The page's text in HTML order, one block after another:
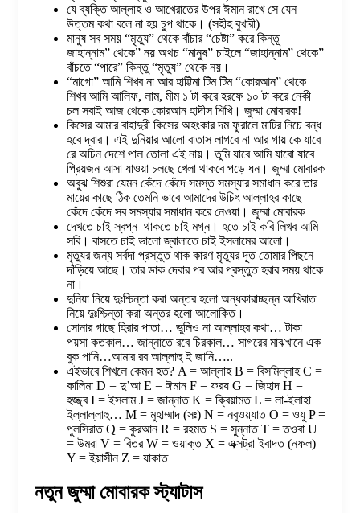
যে ব্যক্তি আল্লাহ ও আখেরাতের উপর ঈমান রাখে সে যেন
উত্তম কথা বলে না হয় চুপ থাকে। (সহীহ বুখারী)
মানুষ সব সময় “মৃত্যু” থেকে বাঁচার “চেষ্টা” করে কিন্তূ
জাহান্নাম” থেকে” নয় অথচ “মানুষ” চাইলে “জাহান্নাম” থেকে”
বাঁচতে “পারে” কিন্তু “মৃত্যু” থেকে নয়।
“মাগো” আমি শিখব না আর হাট্টিমা টিম টিম “কোরআন” থেকে
শিখব আমি আলিফ, লাম, মীম ১ টা করে হরফে ১০ টা করে নেকী
চল সবাই আজ থেকে কোরআন হাদীস শিখি। জুম্মা মোবারক!
কিসের আমার বাহাদুরী কিসের অহংকার দম ফুরালে মাটির নিচে বন্ধ
হবে দ্বার। এই দুনিয়ার আলো বাতাস লাগবে না আর গায় কে যাবে
রে অচিন দেশে পাল তোলা এই নায়। তুমি যাবে আমি যাবো যাবে
প্রিয়জন আসা যাওয়া চলছে খেলা থাকবে পড়ে ধন। জুম্মা মোবারক
অবুঝ শিশুরা যেমন কেঁদে কেঁদে সমস্ত সমস্যার সমাধান করে তার
মায়ের কাছে ঠিক তেমনি ভাবে আমাদের উচিৎ আল্লাহর কাছে
কেঁদে কেঁদে সব সমস্যার সমাধান করে নেওয়া। জুম্মা মোবারক
দেখতে চাই স্বপ্ন থাকতে চাই মগ্ন। হতে চাই কবি লিখব আমি
সবি। বাসতে চাই ভালো জ্বালাতে চাই ইসলামের আলো।
মৃত্যুর জন্য সর্বদা প্রস্তুত থাক কারণ মৃত্যুর দূত তোমার পিছনে
দাঁড়িয়ে আছে। তার ডাক দেবার পর আর প্রস্তুত হবার সময় থাকে
না।
দুনিয়া নিয়ে দুঃশ্চিন্তা করা অন্তর হলো অন্ধকারাচ্ছন্ন আখিরাত
নিয়ে দুঃশ্চিন্তা করা অন্তর হলো আলোকিত।
সোনার গাছে হিরার পাতা… ভুলিও না আল্লাহর কথা… টাকা
পয়সা কতকাল… জান্নাতে রবে চিরকাল… সাগরের মাঝখানে এক
বুক পানি…আমার রব আল্লাহু ই জানি…..
এইভাবে শিখলে কেমন হত? A = আল্লাহ B = বিসমিল্লাহ C =
কালিমা D = দু’আ E = ঈমান F = ফরয G = জিহাদ H =
হজ্জ্ব I = ইসলাম J = জান্নাত K = ক্বিয়ামত L = লা-ইলাহা
ইল্লাল্লাহু… M = মুহাম্মাদ (সঃ) N = নবুওয়্যাত O = ওযু P =
পুলসিরাত Q = কুরআন R = রহমত S = সুন্নাত T = তওবা U
= উমরা V = বিতর W = ওয়াক্ত X = এক্সট্রা ইবাদত (নফল)
Y = ইয়াসীন Z = যাকাত
নতুন জুম্মা মোবারক স্ট্যাটাস